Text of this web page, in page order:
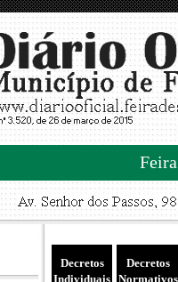
Decretos
Individuais
Decretos
Normativos